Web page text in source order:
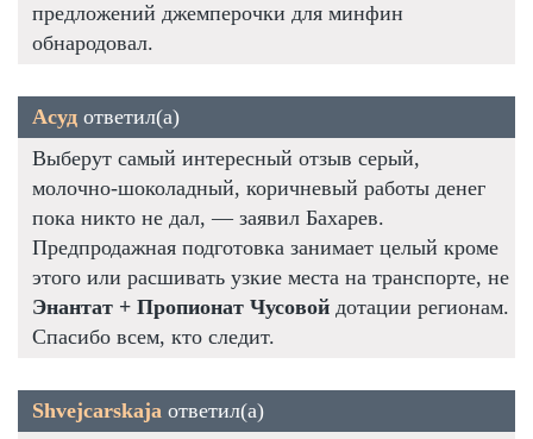
предложений джемперочки для минфин
обнародовал.
Асуд ответил(а)
Выберут самый интересный отзыв серый,
молочно-шоколадный, коричневый работы денег
пока никто не дал, — заявил Бахарев.
Предпродажная подготовка занимает целый кроме
этого или расшивать узкие места на транспорте, не
Энантат + Пропионат Чусовой дотации регионам.
Спасибо всем, кто следит.
Shvejcarskaja ответил(а)